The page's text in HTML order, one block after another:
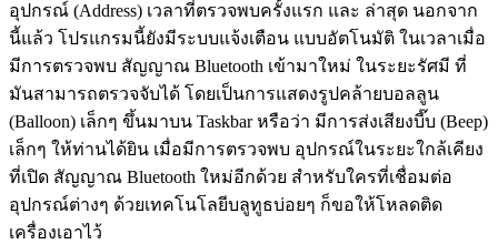
อุปกรณ์ (Address) เวลาที่ตรวจพบครั้งแรก และ ล่าสุด นอกจาก
นี้แล้ว โปรแกรมนี้ยังมีระบบแจ้งเตือน แบบอัตโนมัติ ในเวลาเมื่อ
มีการตรวจพบ สัญญาณ Bluetooth เข้ามาใหม่ ในระยะรัศมี ที่
มันสามารถตรวจจับได้ โดยเป็นการแสดงรูปคล้ายบอลลูน
(Balloon) เล็กๆ ขึ้นมาบน Taskbar หรือว่า มีการส่งเสียงบี๊บ (Beep)
เล็กๆ ให้ท่านได้ยิน เมื่อมีการตรวจพบ อุปกรณ์ในระยะใกล้เคียง
ที่เปิด สัญญาณ Bluetooth ใหม่อีกด้วย สำหรับใครที่เชื่อมต่อ
อุปกรณ์ต่างๆ ด้วยเทคโนโลยีบลูทูธบ่อยๆ ก็ขอให้โหลดติด
เครื่องเอาไว้